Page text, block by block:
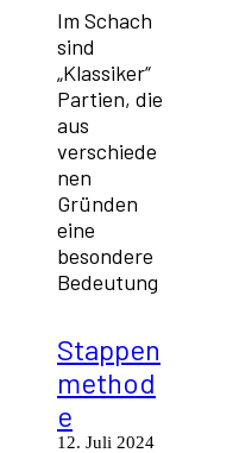
Im Schach
sind
„Klassiker“
Partien, die
aus
verschiede
nen
Gründen
eine
besondere
Bedeutung
Stappen
method
e
12. Juli 2024